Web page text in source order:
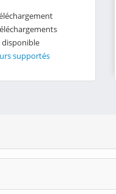
disponible
supportés